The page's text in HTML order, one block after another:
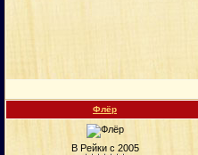
Флёр
В Рейки с 2005